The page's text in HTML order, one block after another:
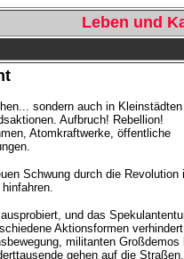
Leben und
sondern auch in Kleinstädten
Aufbruch! Rebellion!
Atomkraftwerke, öffentliche
Schwung durch die Revolution
und das
Aktionsformen verhindert
militanten Großdemos
gehen auf die Straßen.